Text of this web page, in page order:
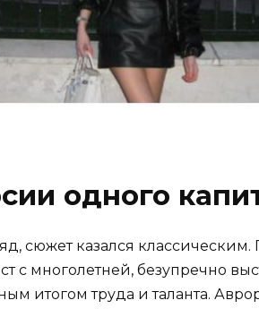
одного
сюжет казался
с многолетней, безупречно
итогом труда и таланта.